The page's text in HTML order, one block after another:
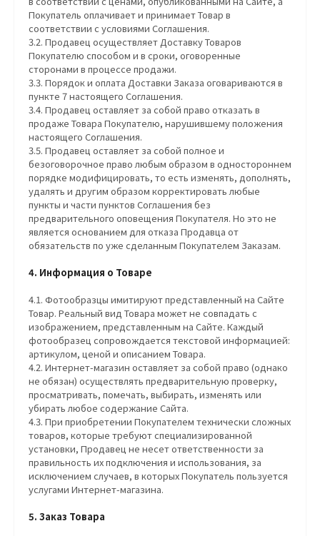
Покупатель оплачивает и принимает Товар в
соответствии с условиями Соглашения.
3.2. Продавец осуществляет Доставку Товаров
Покупателю способом и в сроки, оговоренные
сторонами в процессе продажи.
3.3. Порядок и оплата Доставки Заказа оговариваются в
пункте 7 настоящего Соглашения.
3.4. Продавец оставляет за собой право отказать в
продаже Товара Покупателю, нарушившему положения
настоящего Соглашения.
3.5. Продавец оставляет за собой полное и
безоговорочное право любым образом в одностороннем
порядке модифицировать, то есть изменять, дополнять,
удалять и другим образом корректировать любые
пункты и части пунктов Соглашения без
предварительного оповещения Покупателя. Но это не
является основанием для отказа Продавца от
обязательств по уже сделанным Покупателем Заказам.
4. Информация о Товаре
4.1. Фотообразцы имитируют представленный на Сайте
Товар. Реальный вид Товара может не совпадать с
изображением, представленным на Сайте. Каждый
фотообразец сопровождается текстовой информацией:
артикулом, ценой и описанием Товара.
4.2. Интернет-магазин оставляет за собой право (однако
не обязан) осуществлять предварительную проверку,
просматривать, помечать, выбирать, изменять или
убирать любое содержание Сайта.
4.3. При приобретении Покупателем технически сложных
товаров, которые требуют специализированной
установки, Продавец не несет ответственности за
правильность их подключения и использования, за
исключением случаев, в которых Покупатель пользуется
услугами Интернет-магазина.
5. Заказ Товара